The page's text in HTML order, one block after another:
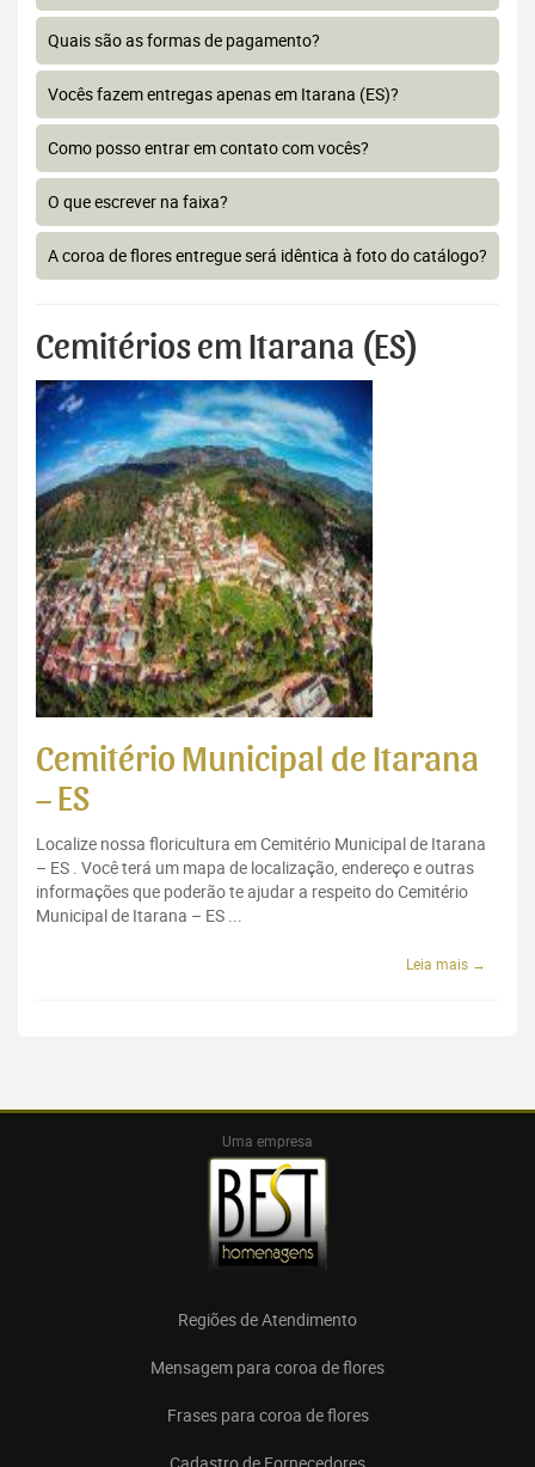
Quais são as formas de pagamento?
Vocês fazem entregas apenas em Itarana (ES)?
Como posso entrar em contato com vocês?
O que escrever na faixa?
A coroa de flores entregue será idêntica à foto do catálogo?
Cemitérios em Itarana (ES)
Cemitério Municipal de Itarana
– ES
Localize nossa floricultura em Cemitério Municipal de Itarana
– ES . Você terá um mapa de localização, endereço e outras
informações que poderão te ajudar a respeito do Cemitério
Municipal de Itarana – ES ...
Leia mais →
Uma empresa
Regiões de Atendimento
Mensagem para coroa de flores
Frases para coroa de flores